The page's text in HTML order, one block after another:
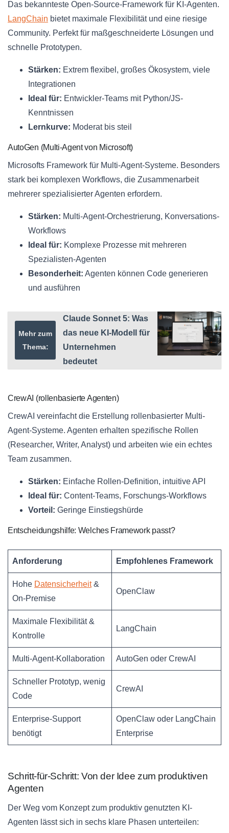
Das bekannteste Open-Source-Framework für KI-Agenten.
LangChain bietet maximale Flexibilität und eine riesige
Community. Perfekt für maßgeschneiderte Lösungen und
schnelle Prototypen.
Stärken: Extrem flexibel, großes Ökosystem, viele
Integrationen
Ideal für: Entwickler-Teams mit Python/JS-
Kenntnissen
Lernkurve: Moderat bis steil
AutoGen (Multi-Agent von Microsoft)
Microsofts Framework für Multi-Agent-Systeme. Besonders
stark bei komplexen Workflows, die Zusammenarbeit
mehrerer spezialisierter Agenten erfordern.
Stärken: Multi-Agent-Orchestrierung, Konversations-
Workflows
Ideal für: Komplexe Prozesse mit mehreren
Spezialisten-Agenten
Besonderheit: Agenten können Code generieren
und ausführen
Mehr zum
Thema:
Claude Sonnet 5: Was
das neue KI-Modell für
Unternehmen
bedeutet
CrewAI (rollenbasierte Agenten)
CrewAI vereinfacht die Erstellung rollenbasierter Multi-
Agent-Systeme. Agenten erhalten spezifische Rollen
(Researcher, Writer, Analyst) und arbeiten wie ein echtes
Team zusammen.
Stärken: Einfache Rollen-Definition, intuitive API
Ideal für: Content-Teams, Forschungs-Workflows
Vorteil: Geringe Einstiegshürde
Entscheidungshilfe: Welches Framework passt?
Anforderung Empfohlenes Framework
Hohe Datensicherheit&
On-Premise
OpenClaw
Maximale Flexibilität &
Kontrolle
LangChain
Multi-Agent-Kollaboration AutoGen oder CrewAI
Schneller Prototyp, wenig
Code
CrewAI
Enterprise-Support
benötigt
OpenClaw oder LangChain
Enterprise
Schritt-für-Schritt: Von der Idee zum produktiven
Agenten
Der Weg vom Konzept zum produktiv genutzten KI-
Agenten lässt sich in sechs klare Phasen unterteilen: